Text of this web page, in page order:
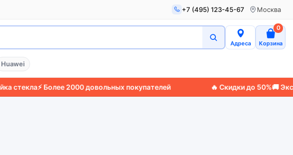
+7 (495) 123-45-67 Москва
Адреса Корзина
0
Huawei
⚡ Более 2000 довольных покупателей 🔥 Скидки до 50% 🚚